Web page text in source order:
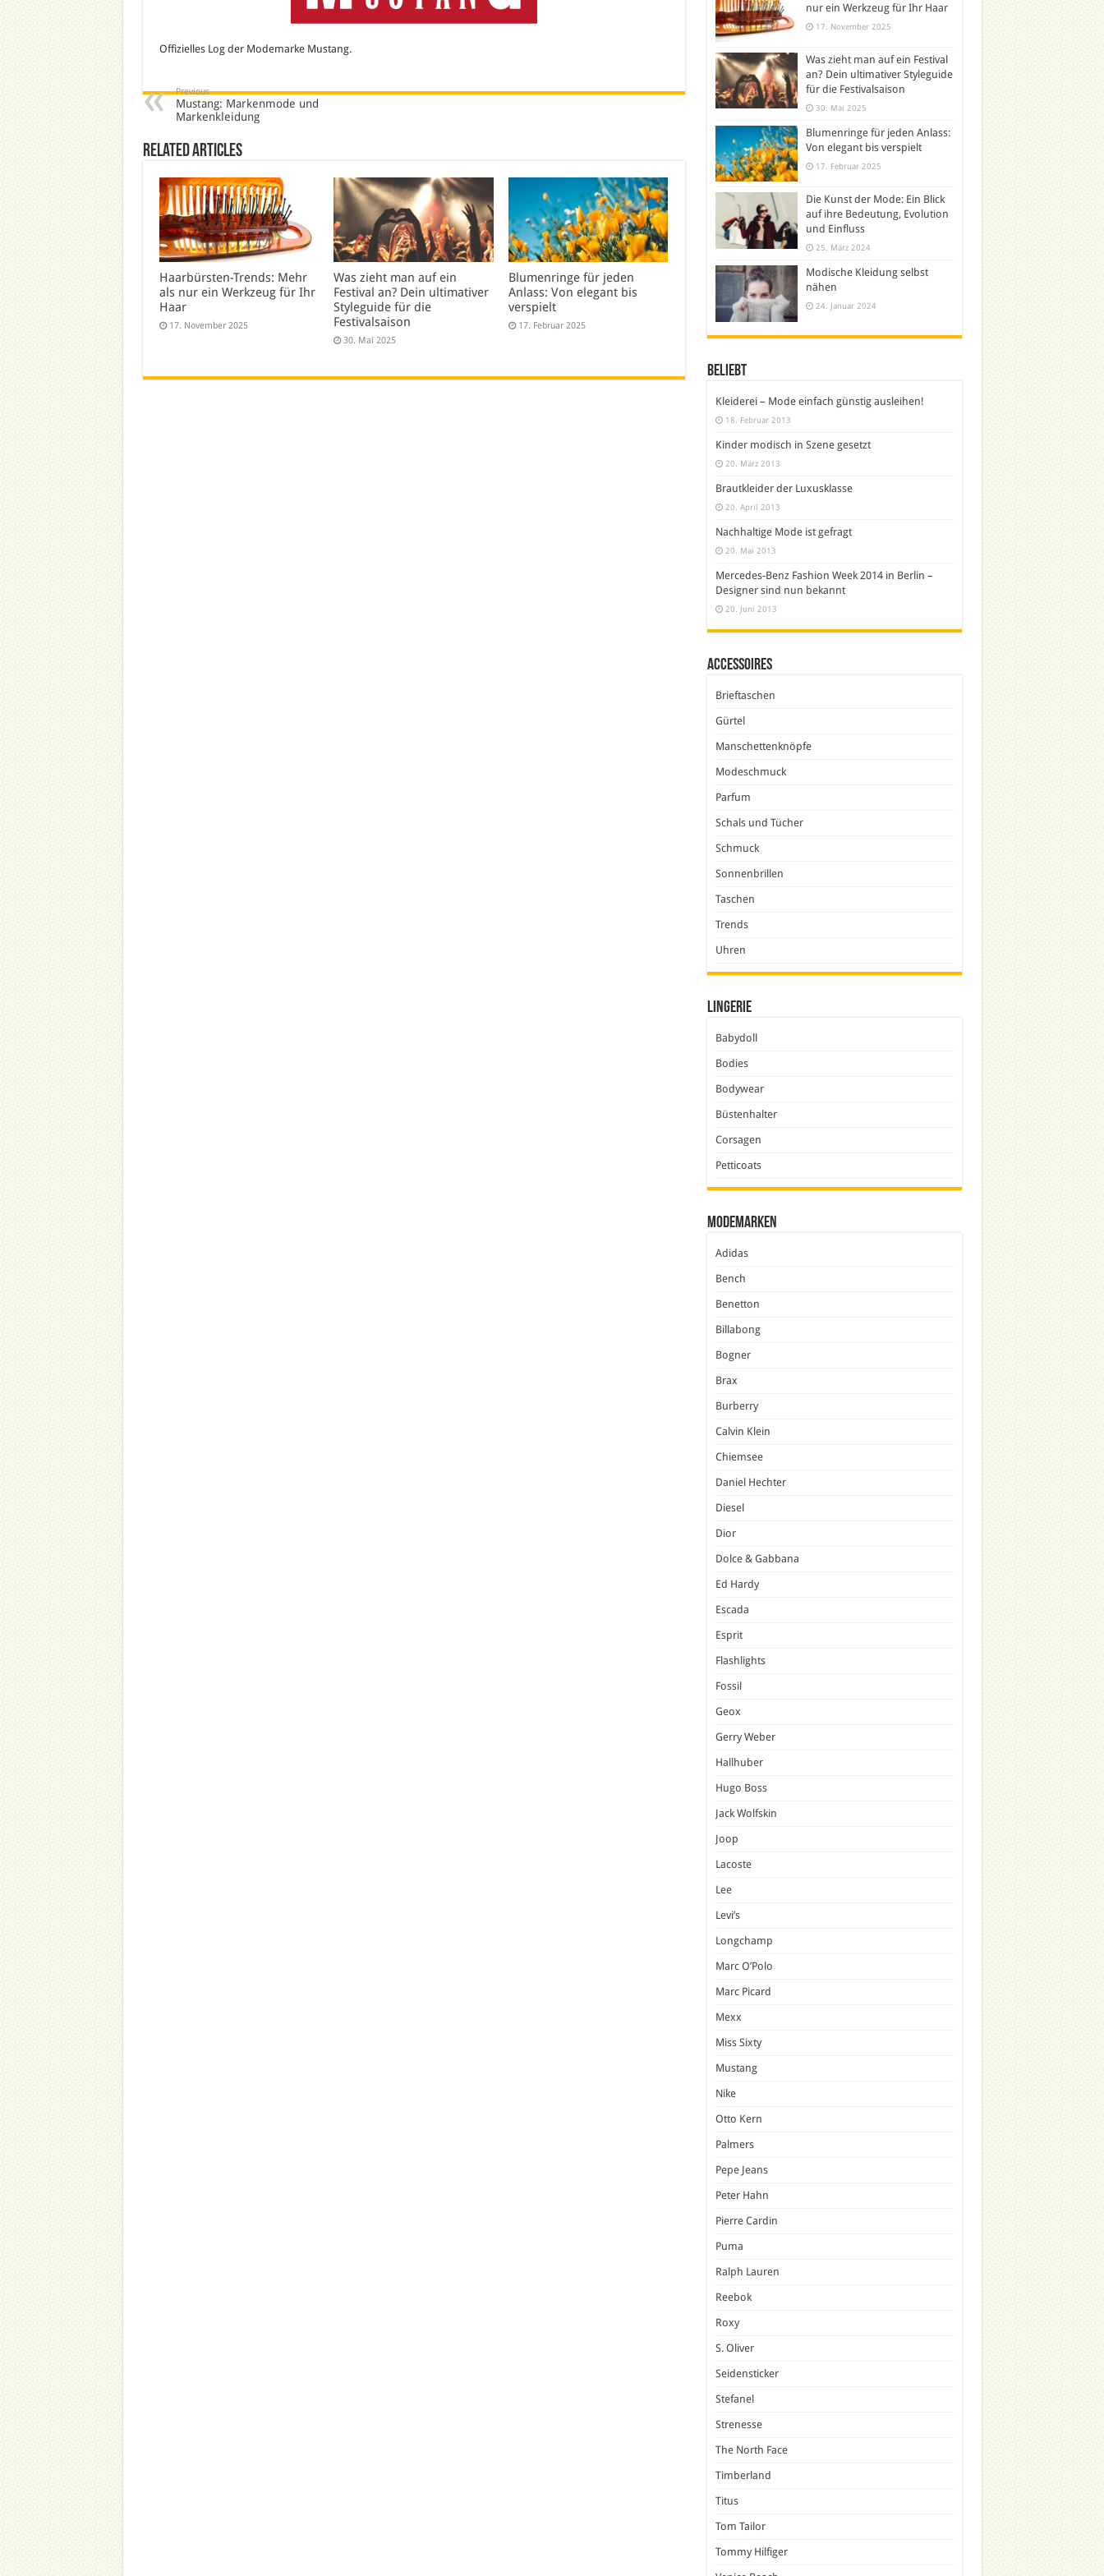
Offizielles Log der Modemarke Mustang.
Previous
Mustang: Markenmode und
Markenkleidung
Related Articles
Haarbürsten-Trends: Mehr
als nur ein Werkzeug für Ihr
Haar
17. November 2025
Was zieht man auf ein
Festival an? Dein ultimativer
Styleguide für die
Festivalsaison
30. Mai 2025
Blumenringe für jeden
Anlass: Von elegant bis
verspielt
17. Februar 2025
nur ein Werkzeug für Ihr Haar
17. November 2025
Was zieht man auf ein Festival
an? Dein ultimativer Styleguide
für die Festivalsaison
30. Mai 2025
Blumenringe für jeden Anlass:
Von elegant bis verspielt
17. Februar 2025
Die Kunst der Mode: Ein Blick
auf ihre Bedeutung, Evolution
und Einfluss
25. März 2024
Modische Kleidung selbst
nähen
24. Januar 2024
Beliebt
Kleiderei – Mode einfach günstig ausleihen!
18. Februar 2013
Kinder modisch in Szene gesetzt
20. März 2013
Brautkleider der Luxusklasse
20. April 2013
Nachhaltige Mode ist gefragt
20. Mai 2013
Mercedes-Benz Fashion Week 2014 in Berlin –
Designer sind nun bekannt
20. Juni 2013
Accessoires
Brieftaschen
Gürtel
Manschettenknöpfe
Modeschmuck
Parfum
Schals und Tücher
Schmuck
Sonnenbrillen
Taschen
Trends
Uhren
Lingerie
Babydoll
Bodies
Bodywear
Büstenhalter
Corsagen
Petticoats
Modemarken
Adidas
Bench
Benetton
Billabong
Bogner
Brax
Burberry
Calvin Klein
Chiemsee
Daniel Hechter
Diesel
Dior
Dolce & Gabbana
Ed Hardy
Escada
Esprit
Flashlights
Fossil
Geox
Gerry Weber
Hallhuber
Hugo Boss
Jack Wolfskin
Joop
Lacoste
Lee
Levi’s
Longchamp
Marc O’Polo
Marc Picard
Mexx
Miss Sixty
Mustang
Nike
Otto Kern
Palmers
Pepe Jeans
Peter Hahn
Pierre Cardin
Puma
Ralph Lauren
Reebok
Roxy
S. Oliver
Seidensticker
Stefanel
Strenesse
The North Face
Timberland
Titus
Tom Tailor
Tommy Hilfiger